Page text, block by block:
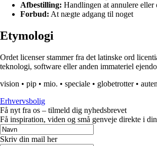
Afbestilling: Handlingen at annulere
Forbud: At nægte adgang til noget
Etymologi
Ordet licenser stammer fra det latinske ord
teknologi, software eller anden immateriel
vision • pip • mio. • speciale • globetrotter•
Erhvervsbolig
Få nyt fra os – tilmeld dig nyhedsbrevet
Få inspiration, viden og små genveje direkte i
Skriv din mail her